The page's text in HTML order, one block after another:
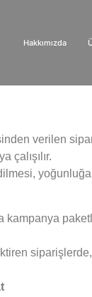
Hakkımızda
verilen
çalışılır.
kampanya